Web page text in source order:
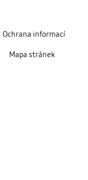
Ochrana informací
Mapa stránek